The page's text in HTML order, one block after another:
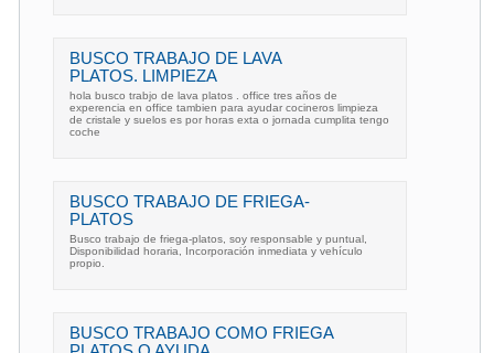
BUSCO TRABAJO DE LAVA
PLATOS. LIMPIEZA
hola busco trabjo de lava platos . office tres años de
experencia en office tambien para ayudar cocineros limpieza
de cristale y suelos es por horas exta o jornada cumplita tengo
coche
BUSCO TRABAJO DE FRIEGA-
PLATOS
Busco trabajo de friega-platos, soy responsable y puntual,
Disponibilidad horaria, Incorporación inmediata y vehículo
propio.
BUSCO TRABAJO COMO FRIEGA